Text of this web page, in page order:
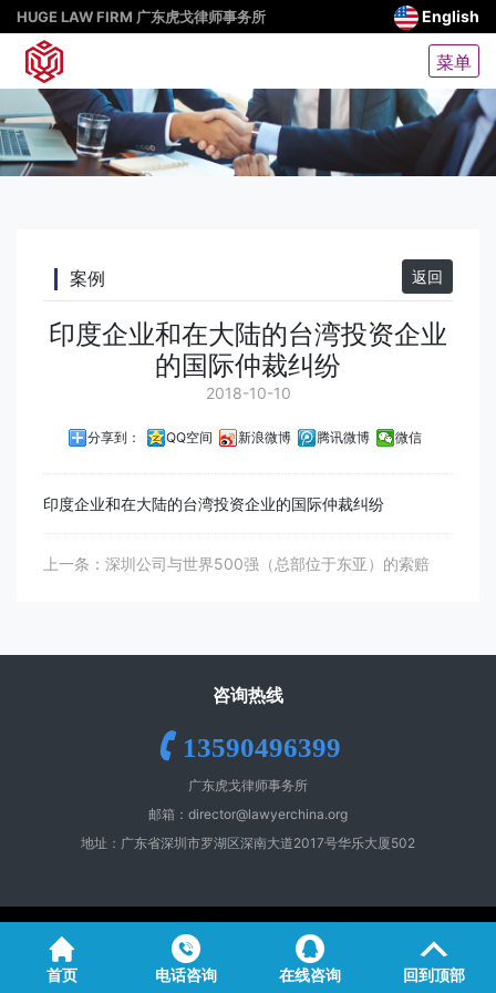
HUGE LAW FIRM 广东虎戈律师事务所 English
菜单
案例 返回
印度企业和在大陆的台湾投资企业
的国际仲裁纠纷
2018-10-10
分享到： QQ空间 新浪微博 腾讯微博 微信
印度企业和在大陆的台湾投资企业的国际仲裁纠纷
上一条：深圳公司与世界500强（总部位于东亚）的索赔
咨询热线
13590496399
广东虎戈律师事务所
邮箱： director@lawyerchina.org
地址：广东省深圳市罗湖区深南大道2017号华乐大厦502
Copyright ©️ 2026 All Rights Reserved
首页 电话咨询 在线咨询 回到顶部